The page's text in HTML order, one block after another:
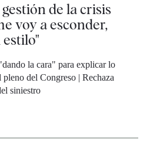
de la crisis
voy a esconder,
la cara" para explicar lo
del Congreso | Rechaza
siniestro